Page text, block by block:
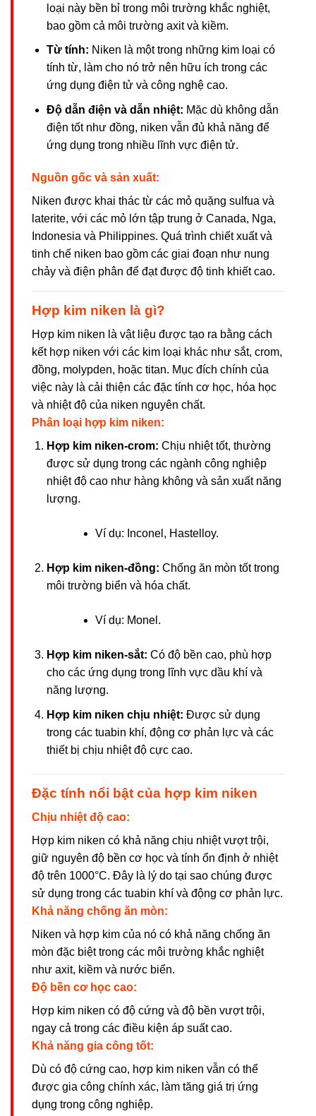
loại này bền bỉ trong môi trường khắc nghiệt,
bao gồm cả môi trường axit và kiềm.
Từ tính: Niken là một trong những kim loại có
tính từ, làm cho nó trở nên hữu ích trong các
ứng dụng điện tử và công nghệ cao.
Độ dẫn điện và dẫn nhiệt: Mặc dù không dẫn
điện tốt như đồng, niken vẫn đủ khả năng để
ứng dụng trong nhiều lĩnh vực điện tử.
Nguồn gốc và sản xuất:
Niken được khai thác từ các mỏ quặng sulfua và
laterite, với các mỏ lớn tập trung ở Canada, Nga,
Indonesia và Philippines. Quá trình chiết xuất và
tinh chế niken bao gồm các giai đoạn như nung
chảy và điện phân để đạt được độ tinh khiết cao.
Hợp kim niken là gì?
Hợp kim niken là vật liệu được tạo ra bằng cách
kết hợp niken với các kim loại khác như sắt, crom,
đồng, molypden, hoặc titan. Mục đích chính của
việc này là cải thiện các đặc tính cơ học, hóa học
và nhiệt độ của niken nguyên chất.
Phân loại hợp kim niken:
Hợp kim niken-crom: Chịu nhiệt tốt, thường
được sử dụng trong các ngành công nghiệp
nhiệt độ cao như hàng không và sản xuất năng
lượng.
Ví dụ: Inconel, Hastelloy.
Hợp kim niken-đồng: Chống ăn mòn tốt trong
môi trường biển và hóa chất.
Ví dụ: Monel.
Hợp kim niken-sắt: Có độ bền cao, phù hợp
cho các ứng dụng trong lĩnh vực dầu khí và
năng lượng.
Hợp kim niken chịu nhiệt: Được sử dụng
trong các tuabin khí, động cơ phản lực và các
thiết bị chịu nhiệt độ cực cao.
Đặc tính nổi bật của hợp kim niken
Chịu nhiệt độ cao:
Hợp kim niken có khả năng chịu nhiệt vượt trội,
giữ nguyên độ bền cơ học và tính ổn định ở nhiệt
độ trên 1000°C. Đây là lý do tại sao chúng được
sử dụng trong các tuabin khí và động cơ phản lực.
Khả năng chống ăn mòn:
Niken và hợp kim của nó có khả năng chống ăn
mòn đặc biệt trong các môi trường khắc nghiệt
như axit, kiềm và nước biển.
Độ bền cơ học cao:
Hợp kim niken có độ cứng và độ bền vượt trội,
ngay cả trong các điều kiện áp suất cao.
Khả năng gia công tốt:
Dù có độ cứng cao, hợp kim niken vẫn có thể
được gia công chính xác, làm tăng giá trị ứng
dụng trong công nghiệp.